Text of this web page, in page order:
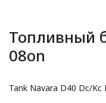
Топливный
08on
Tank Navara D40 Dc/Kc